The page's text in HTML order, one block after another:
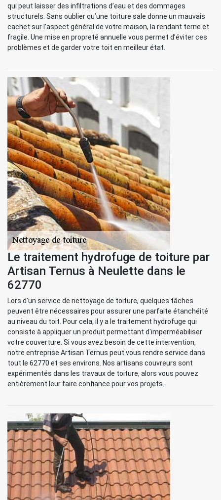
qui peut laisser des infiltrations d’eau et des dommages
structurels. Sans oublier qu’une toiture sale donne un mauvais
cachet sur l’aspect général de votre maison, la rendant terne et
fragile. Une mise en propreté annuelle vous permet d’éviter ces
problèmes et de garder votre toit en meilleur état.
Le traitement hydrofuge de toiture par
Artisan Ternus à Neulette dans le
62770
Lors d'un service de nettoyage de toiture, quelques tâches
peuvent être nécessaires pour assurer une parfaite étanchéité
au niveau du toit. Pour cela, il y a le traitement hydrofuge qui
consiste à appliquer un produit permettant d'imperméabiliser
votre couverture. Si vous avez besoin de cette intervention,
notre entreprise Artisan Ternus peut vous rendre service dans
tout le 62770 et ses environs. Nos artisans couvreurs sont
expérimentés dans les travaux de toiture, alors vous pouvez
entièrement leur faire confiance pour vos projets.